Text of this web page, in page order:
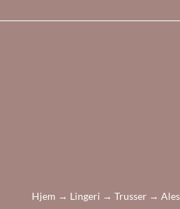
Hjem → Lingeri → Trusser→